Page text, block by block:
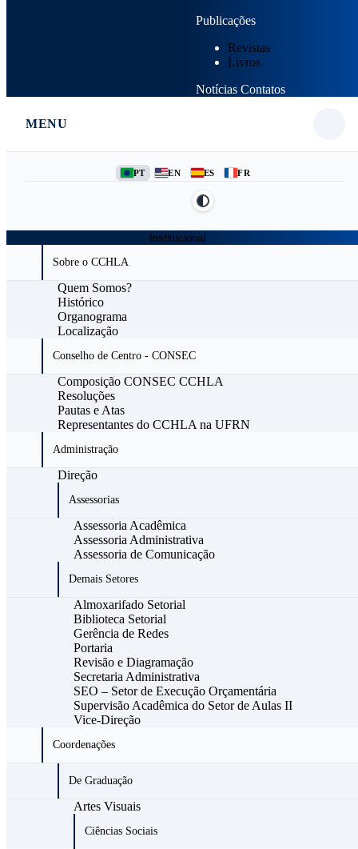
Publicações
Revistas
Livros
Notícias Contatos
MENU
PT EN ES FR
Institucional
Sobre o CCHLA
Quem Somos?
Histórico
Organograma
Localização
Conselho de Centro - CONSEC
Composição CONSEC CCHLA
Resoluções
Pautas e Atas
Representantes do CCHLA na UFRN
Administração
Direção
Assessorias
Assessoria Acadêmica
Assessoria Administrativa
Assessoria de Comunicação
Demais Setores
Almoxarifado Setorial
Biblioteca Setorial
Gerência de Redes
Portaria
Revisão e Diagramação
Secretaria Administrativa
SEO – Setor de Execução Orçamentária
Supervisão Acadêmica do Setor de Aulas II
Vice-Direção
Coordenações
De Graduação
Artes Visuais
Ciências Sociais